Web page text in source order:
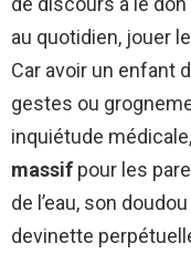
au quotidien, jouer
Car avoir un enfant
gestes ou
inquiétude
massif pour les
de l’eau, son
devinette